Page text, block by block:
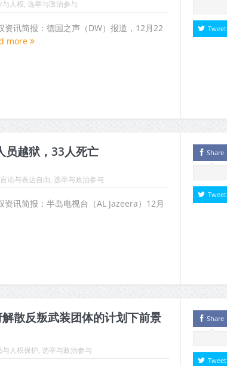
与人权 选举与政治参与
讯简报：德国之声（DW）报道，12月22
more
Tweet
员越狱，33人死亡
言论与表达自由 选举与政治参与
讯简报：半岛电视台（AL Jazeera）12月
Share
Tweet
散反叛武装团体的计划下前景
与人权保护 选举与政治参与
Share
Tweet